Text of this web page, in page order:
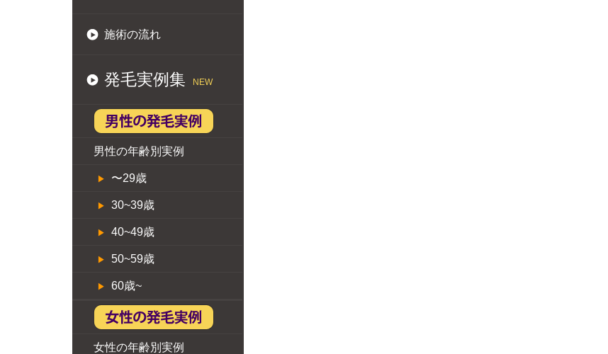
施術の流れ
発毛実例集 NEW
男性の年齢別実例
〜29歳
30~39歳
40~49歳
50~59歳
60歳~
女性の年齢別実例